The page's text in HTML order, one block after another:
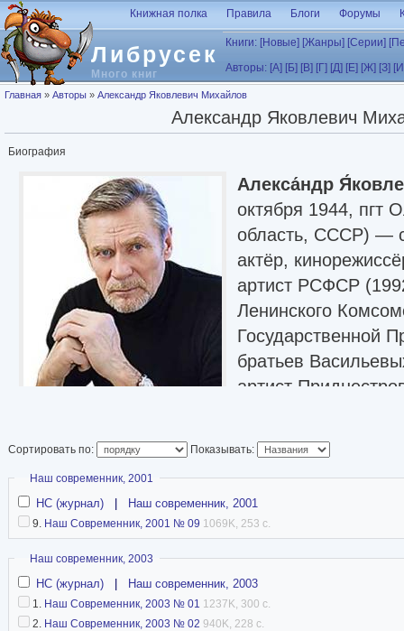
Перейти к основному содержанию
Либрусек
Много книг
Книжная полка Правила Блоги Форумы
Книги: [Новые] [Жанры] [Серии]
Авторы: [А] [Б] [В] [Г] [Д] [Е] [Ж] [З]
Вы здесь
Главная » Авторы » Александр Яковлевич Михайлов
Александр Яковлевич
Биография
Алекса́ндр
октября 1944, пгт
область, СССР) —
актёр,
артист РСФСР
Ленинского
Государственной
братьев
артист
Статья в
Сортировать по: Показывать:
Скрыть
Наш современник, 2001
НС (журнал) Наш современник, 2001
9. Наш Современник, 2001 № 09 1069K, 253 с.
Скрыть
Наш современник, 2003
НС (журнал) Наш современник, 2003
1. Наш Современник, 2003 № 01 1237K, 300 с.
2. Наш Современник, 2003 № 02 940K, 228 с.